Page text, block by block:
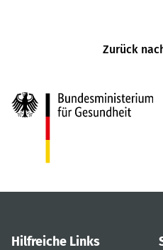
Zurück
Hilfreiche Links